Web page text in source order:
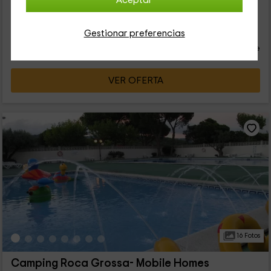
Gestionar preferencias
plasma para que no os perdáis nada. Un amplio comedor
Contacto directo
persona y noche
VER OFERTA
16 Fotos
Camping Roca Grossa- Mobile Homes